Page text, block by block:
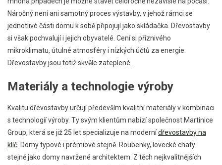
Náročný není ani samotný proces výstavby, v jehož rámci se
jednotlivé části domu k sobě připojují jako skládačka. Dřevostavby
si však pochvalují i jejich obyvatelé. Cení si příznivého
mikroklimatu, útulné atmosféry i nízkých účtů za energie.
Dřevostavby jsou totiž skvěle zateplené.
Materiály a technologie výroby
Kvalitu dřevostavby určují především kvalitní materiály v kombinaci
s technologií výroby. Ty svým klientům nabízí společnost Martinice
Group, která se již 25 let specializuje na modernídřevostavby na
klíč. Domy typové i prémiové stejně. Roubenky, lovecké chaty
stejně jako domy navržené architektem. Z těch nejkvalitnějších